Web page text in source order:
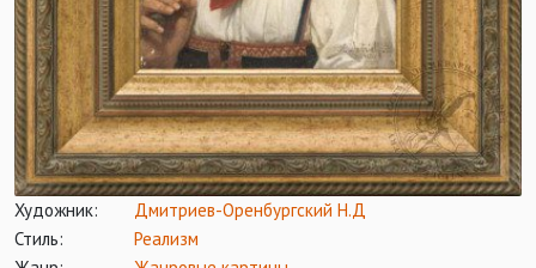
Художник:
Дмитриев-Оренбургский Н.Д
Стиль:
Реализм